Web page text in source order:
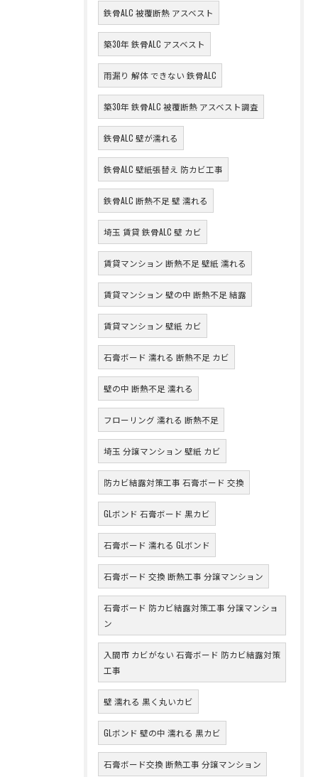
鉄骨ALC 被覆断熱 アスベスト
築30年 鉄骨ALC アスベスト
雨漏り 解体 できない 鉄骨ALC
築30年 鉄骨ALC 被覆断熱 アスベスト調査
鉄骨ALC 壁が濡れる
鉄骨ALC 壁紙張替え 防カビ工事
鉄骨ALC 断熱不足 壁 濡れる
埼玉 賃貸 鉄骨ALC 壁 カビ
賃貸マンション 断熱不足 壁紙 濡れる
賃貸マンション 壁の中 断熱不足 結露
賃貸マンション 壁紙 カビ
石膏ボード 濡れる 断熱不足 カビ
壁の中 断熱不足 濡れる
フローリング 濡れる 断熱不足
埼玉 分譲マンション 壁紙 カビ
防カビ結露対策工事 石膏ボード 交換
GLボンド 石膏ボード 黒カビ
石膏ボード 濡れる GLボンド
石膏ボード 交換 断熱工事 分譲マンション
石膏ボード 防カビ結露対策工事 分譲マンショ
ン
入間市 カビがない 石膏ボード 防カビ結露対策
工事
壁 濡れる 黒く丸いカビ
GLボンド 壁の中 濡れる 黒カビ
石膏ボード交換 断熱工事 分譲マンション